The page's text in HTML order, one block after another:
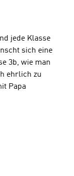
jede Klasse
sich eine
3b, wie man
ehrlich zu
Papa